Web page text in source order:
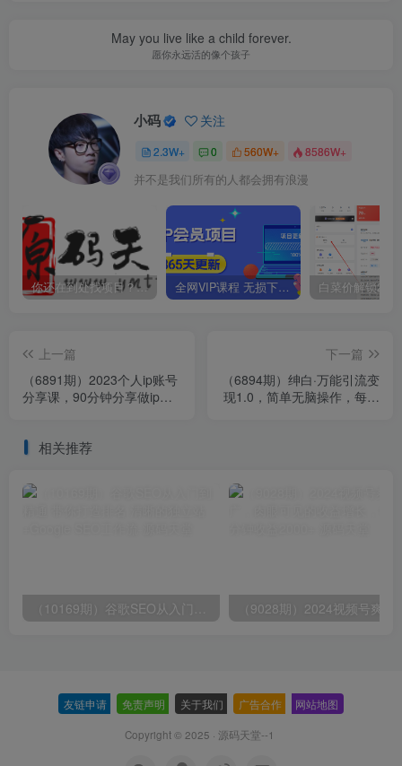
May you live like a child forever.
愿你永远活的像个孩子
小码 关注
2.3W+ 0 560W+ 8586W+
并不是我们所有的人都会拥有浪漫
你还在到处找项目？还在当韭菜？我靠卖项目一个月收入5万+，曾经我也是个失败者。 全网VIP课程 无损下载~
上一篇
（6891期）2023个人ip账号
分享课，90分钟分享做ip带
下一篇
（6894期）绅白·万能引流变
现1.0，简单无脑操作，每天
相关推荐
友链申请 免责声明 关于我们 广告合作 网站地图
Copyright © 2025 · 源码天堂--1